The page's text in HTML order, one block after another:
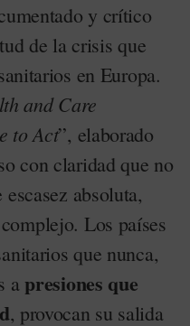
y crítico
de la crisis que
en Europa.
and Care
to Act”, elaborado
con claridad que no
absoluta,
Los países
que nunca,
a presiones que
, provocan su salida